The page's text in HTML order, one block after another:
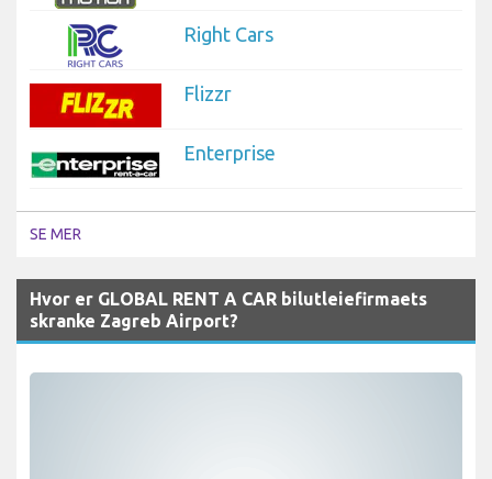
Right Cars
Flizzr
Enterprise
SE MER
Hvor er GLOBAL RENT A CAR bilutleiefirmaets
skranke Zagreb Airport?